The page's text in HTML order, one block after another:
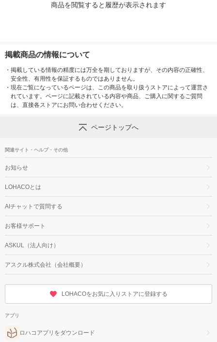
商品を閲覧すると履歴が表示されます
掲載商品の情報について
・ 掲載している情報の精度には万全を期しておりますが、その内容の正確性、
安全性、有用性を保証するものではありません。
・ 現在ご覧になっているページは、この商品を取り扱うストアによって運営さ
れています。ページに記載されている内容や商品、ご購入に関するご質問
は、直接各ストアにお問い合わせください。
ページトップへ
関連サイト・ヘルプ・その他
お知らせ
LOHACOとは
AIチャットで質問する
お客様サポート
ASKUL（法人向け）
アスクル株式会社（会社概要）
LOHACOをお気に入りストアに登録する
アプリ
ロハコアプリをダウンロード